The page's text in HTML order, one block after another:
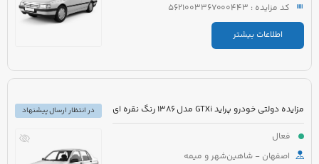
کد مزایده : 5621003367000443
اطلاعات بیشتر
مزایده دولتی خودرو پراید GTXi مدل 1386 رنگ نقره ای
فعال
اصفهان - شاهین‌شهر و میمه
در انتظار ارسال پیشنهاد